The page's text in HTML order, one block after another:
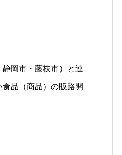
岡市・藤枝市）と連
品（商品）の販路開